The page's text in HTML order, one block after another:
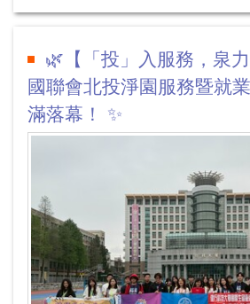
🌿【「投」入服務，泉
國聯會北投淨園服務暨就
滿落幕！ ✨